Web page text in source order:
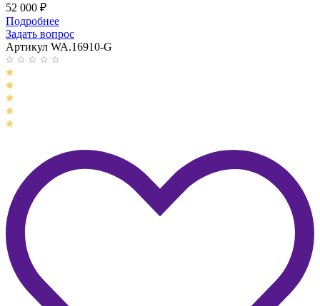
52 000 ₽
Подробнее
Задать вопрос
Артикул WA.16910-G